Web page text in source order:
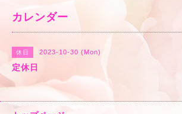
カレンダー
休日 2023-10-30 (Mon)
定休日